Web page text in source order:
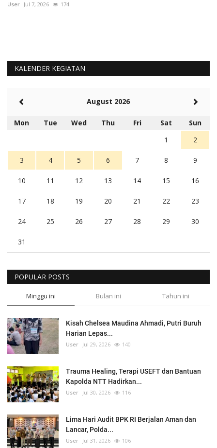
User Jul 7, 2026 174
KALENDER KEGIATAN
August 2026
Mon Tue Wed Thu Fri Sat
Sun
1
2
3 4 5 6 7 8 9
10 11 12 13 14 15 16
17 18 19 20 21 22 23
24 25 26 27 28 29 30
31
POPULAR POSTS
Minggu ini Bulan ini Tahun ini
Kisah Chelsea Maudina Ahmadi, Putri Buruh
Harian Lepas...
User Jul 29, 2026 140
Trauma Healing, Terapi USEFT dan Bantuan
Kapolda NTT Hadirkan...
User Jul 30, 2026 116
Lima Hari Audit BPK RI Berjalan Aman dan
Lancar, Polda...
User Jul 31, 2026 106